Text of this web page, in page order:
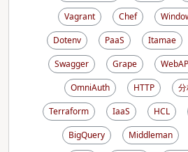
Vagrant
Chef
Dotenv
PaaS Itamae
Swagger
Grape
OmniAuth
HTTP
Terraform
IaaS HCL
BigQuery
Middleman